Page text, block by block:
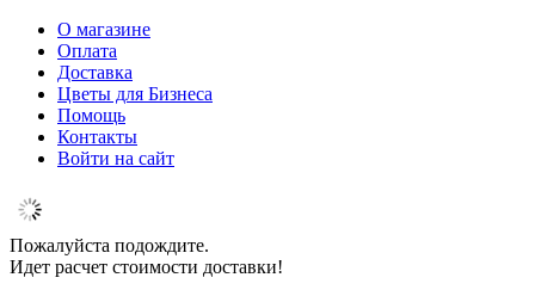
О магазине
Оплата
Доставка
Цветы для Бизнеса
Помощь
Контакты
Войти на сайт
Пожалуйста подождите.
Идет расчет стоимости доставки!